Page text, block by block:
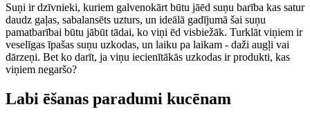
Suņi ir dzīvnieki, kuriem galvenokārt būtu jāēd suņu barība kas satur
daudz gaļas, sabalansēts uzturs, un ideālā gadījumā šai suņu
pamatbarībai būtu jābūt tādai, ko viņi ēd visbiežāk. Turklāt viņiem ir
veselīgas īpašas suņu uzkodas, un laiku pa laikam - daži augļi vai
dārzeņi. Bet ko darīt, ja viņu iecienītākās uzkodas ir produkti, kas
viņiem negaršo?
Labi ēšanas paradumi kucēnam